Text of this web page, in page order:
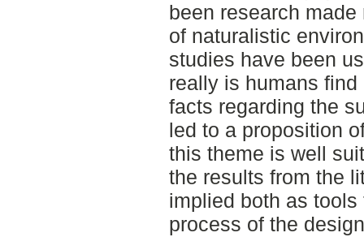
been research
of naturalistic
studies have been
really is humans
facts regarding the
led to a proposition
this theme is well
the results from the
implied both as
process of the